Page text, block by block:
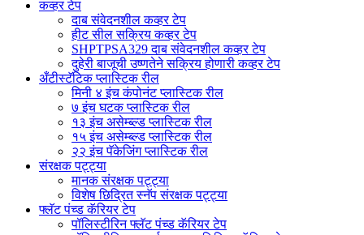
कव्हर टेप
दाब संवेदनशील कव्हर टेप
हीट सील सक्रिय कव्हर टेप
SHPTPSA329 दाब संवेदनशील कव्हर टेप
दुहेरी बाजूची उष्णतेने सक्रिय होणारी कव्हर टेप
अँटीस्टॅटिक प्लास्टिक रील
मिनी ४ इंच कंपोनंट प्लास्टिक रील
७ इंच घटक प्लास्टिक रील
१३ इंच असेम्ब्ल्ड प्लास्टिक रील
१५ इंच असेम्ब्ल्ड प्लास्टिक रील
२२ इंच पॅकेजिंग प्लास्टिक रील
संरक्षक पट्ट्या
मानक संरक्षक पट्ट्या
विशेष छिद्रित स्नॅप संरक्षक पट्ट्या
फ्लॅट पंच्ड कॅरियर टेप
पॉलिस्टीरिन फ्लॅट पंच्ड कॅरियर टेप